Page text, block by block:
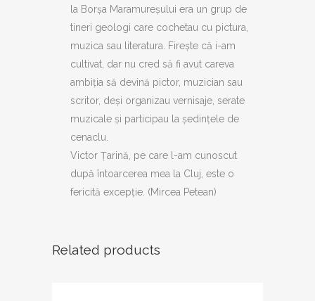
la Borșa Maramureșului era un grup de
tineri geologi care cochetau cu pictura,
muzica sau literatura. Firește că i-am
cultivat, dar nu cred să fi avut careva
ambiția să devină pictor, muzician sau
scritor, deși organizau vernisaje, serate
muzicale și participau la ședințele de
cenaclu.
Victor Țarină, pe care l-am cunoscut
după întoarcerea mea la Cluj, este o
fericită excepție. (Mircea Petean)
Related products